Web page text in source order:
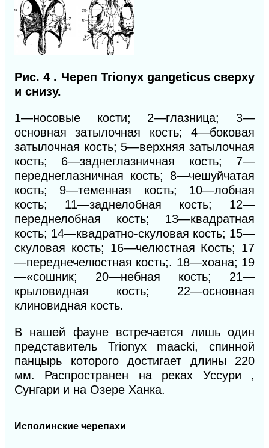
Рис. 4 . Череп Trionyx gangeticus сверху
и снизу.
1—носовые кости; 2—глазница; 3—
основная затылочная кость; 4—боковая
затылочная кость; 5—верхняя затылочная
кость; 6—заднеглазничная кость; 7—
переднеглазничная кость; 8—чешуйчатая
кость; 9—теменная кость; 10—лобная
кость; 11—заднелобная кость; 12—
переднелобная кость; 13—квадратная
кость; 14—квадратно-скуловая кость; 15—
скуловая кость; 16—челюстная Кость; 17
—переднечелюстная кость;. 18—хоана; 19
—«сошник; 20—небная кость; 21—
крыловидная кость; 22—основная
клиновидная кость.
В нашей фауне встречается лишь один
представитель Trionyx maacki, спинной
панцырь которого достигает длины 220
мм. Распространен на реках Уссури ,
Сунгари и на Озере Ханка.
Исполинские черепахи